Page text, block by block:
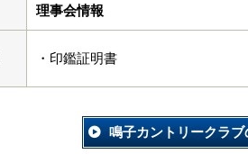
理事会情報
・印鑑証明書
鳴子カントリークラ